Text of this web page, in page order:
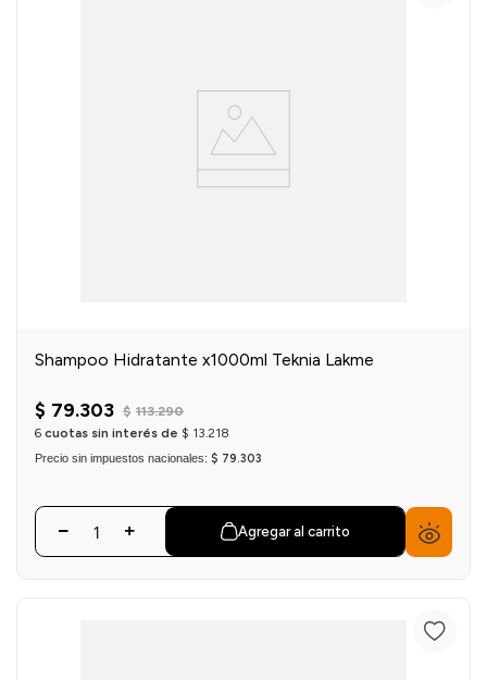
Shampoo Hidratante x1000ml Teknia Lakme
$ 79.303 $ 113.290
6 cuotas sin interés de $ 13.218
Precio sin impuestos nacionales: $ 79.303
Agregar al carrito